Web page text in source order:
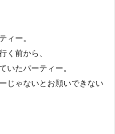
ィー。
く前から、
いたパーティー。
じゃないとお願いできない